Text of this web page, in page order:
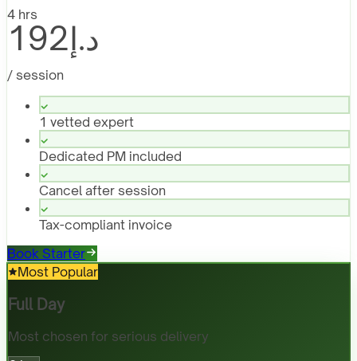
4 hrs
د.إ192
/ session
1 vetted expert
Dedicated PM included
Cancel after session
Tax-compliant invoice
Book Starter
Most Popular
Full Day
Most chosen for serious delivery